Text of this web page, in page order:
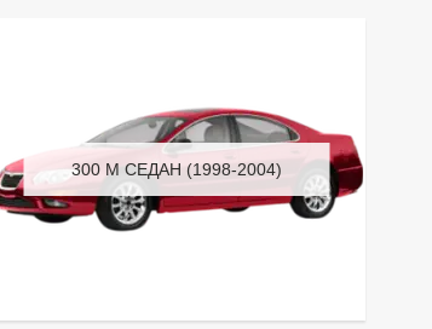
300 M СЕДАН (1998-2004)